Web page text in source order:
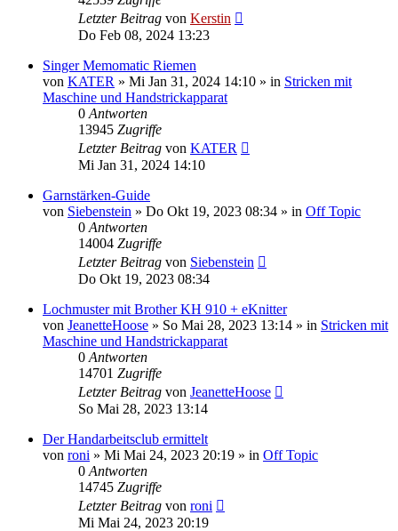
Letzter Beitrag von Kerstin
Do Feb 08, 2024 13:23
Singer Memomatic Riemen
von KATER » Mi Jan 31, 2024 14:10 » in Stricken mit
Maschine und Handstrickapparat
0 Antworten
13945 Zugriffe
Letzter Beitrag von KATER
Mi Jan 31, 2024 14:10
Garnstärken-Guide
von Siebenstein » Do Okt 19, 2023 08:34 » in Off Topic
0 Antworten
14004 Zugriffe
Letzter Beitrag von Siebenstein
Do Okt 19, 2023 08:34
Lochmuster mit Brother KH 910 + eKnitter
von JeanetteHoose » So Mai 28, 2023 13:14 » in Stricken mit
Maschine und Handstrickapparat
0 Antworten
14701 Zugriffe
Letzter Beitrag von JeanetteHoose
So Mai 28, 2023 13:14
Der Handarbeitsclub ermittelt
von roni » Mi Mai 24, 2023 20:19 » in Off Topic
0 Antworten
14745 Zugriffe
Letzter Beitrag von roni
Mi Mai 24, 2023 20:19